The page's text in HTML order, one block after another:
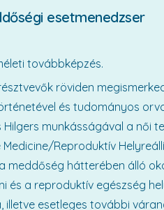
esetmenedzser
továbbképzés.
röviden
és tudományos
Hilgers munkásságával a női
Reproduktív
meddőség hátterében álló
és a reproduktív egészség
esetleges további